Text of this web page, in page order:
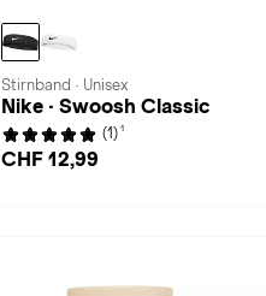
Stirnband · Unisex
Nike · Swoosh Classic
(1) 1
CHF 12,99